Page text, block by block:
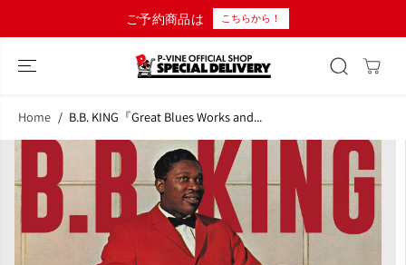
ご予約商品は こちらから！
Home B.B. KING『Great Blues Works and...
商品情報へスキ